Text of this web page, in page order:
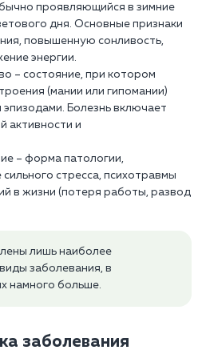
проявляющийся в зимние
дня. Основные признаки
повышенную сонливость,
энергии.
– состояние, при котором
(мании или гипомании)
Болезнь включает
активности и
– форма патологии,
стресса, психотравмы
в жизни (потеря работы, развод
лишь наиболее
заболевания, в
намного больше.
заболевания